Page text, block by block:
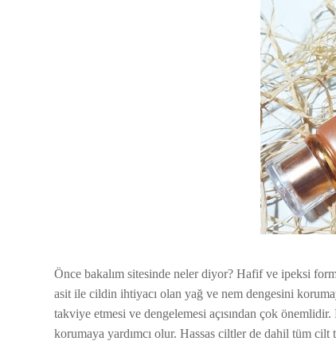
Önce bakalım sitesinde neler diyor? Hafif ve ipeksi
asit ile cildin ihtiyacı olan yağ ve nem dengesini
takviye etmesi ve dengelemesi açısından çok
korumaya yardımcı olur. Hassas ciltler de dahil tüm